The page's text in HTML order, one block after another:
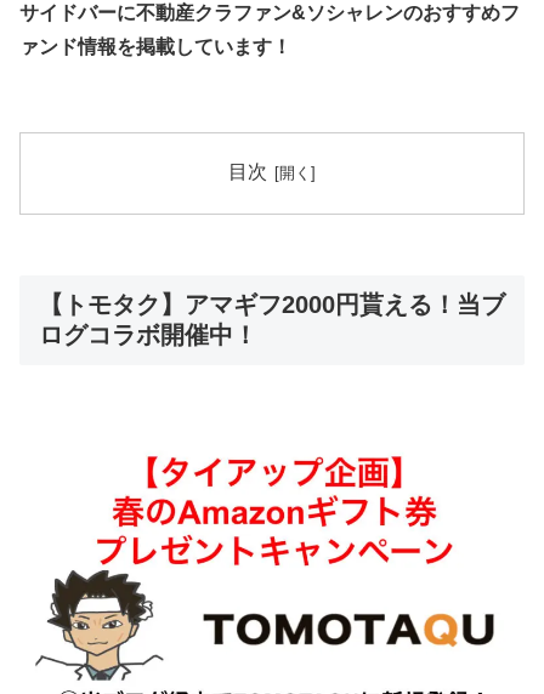
サイドバーに不動産クラファン&ソシャレンのおすすめフ
ァンド情報を掲載しています！
目次
【トモタク】アマギフ2000円貰える！当ブ
ログコラボ開催中！